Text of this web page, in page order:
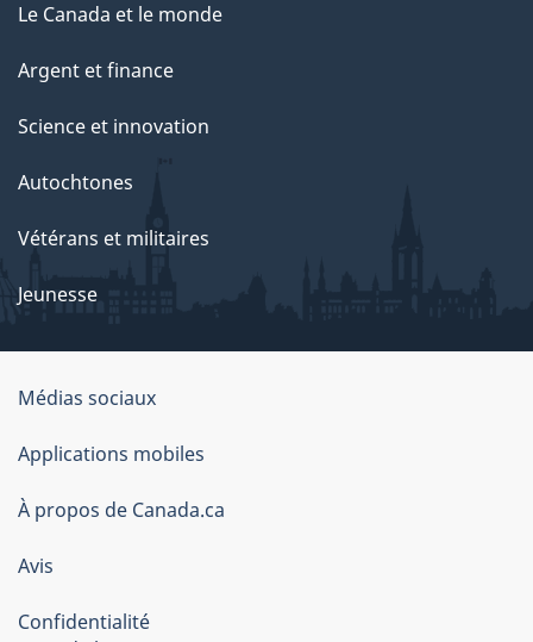
Le Canada et le monde
Argent et finance
Science et innovation
Autochtones
Vétérans et militaires
Jeunesse
À
propos
de
ce
site
Médias sociaux
Applications mobiles
À propos de Canada.ca
Avis
Confidentialité